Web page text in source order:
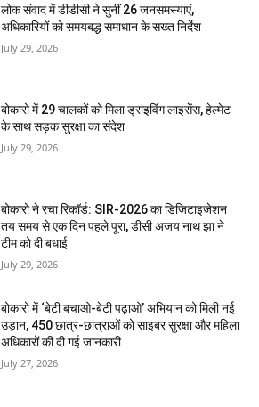
लोक संवाद में डीडीसी ने सुनीं 26 जनसमस्याएं,
अधिकारियों को समयबद्ध समाधान के सख्त निर्देश
July 29, 2026
बोकारो में 29 चालकों को मिला ड्राइविंग लाइसेंस, हेल्मेट
के साथ सड़क सुरक्षा का संदेश
July 29, 2026
बोकारो ने रचा रिकॉर्ड: SIR-2026 का डिजिटाइजेशन
तय समय से एक दिन पहले पूरा, डीसी अजय नाथ झा ने
टीम को दी बधाई
July 29, 2026
बोकारो में ‘बेटी बचाओ-बेटी पढ़ाओ’ अभियान को मिली नई
उड़ान, 450 छात्र-छात्राओं को साइबर सुरक्षा और महिला
अधिकारों की दी गई जानकारी
July 27, 2026